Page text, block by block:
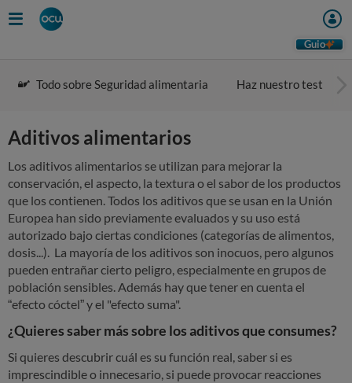
to
Guio
Todo sobre Seguridad alimentaria Haz nuestro test
Aditivos alimentarios
Los aditivos alimentarios se utilizan para mejorar la
conservación, el aspecto, la textura o el sabor de los productos
que los contienen. Todos los aditivos que se usan en la Unión
Europea han sido previamente evaluados y su uso está
autorizado bajo ciertas condiciones (categorías de alimentos,
dosis...). La mayoría de los aditivos son inocuos, pero algunos
pueden entrañar cierto peligro, especialmente en grupos de
población sensibles. Además hay que tener en cuenta el
“efecto cóctel” y el "efecto suma".
¿Quieres saber más sobre los aditivos que consumes?
Si quieres descubrir cuál es su función real, saber si es
imprescindible o innecesario, si puede provocar reacciones